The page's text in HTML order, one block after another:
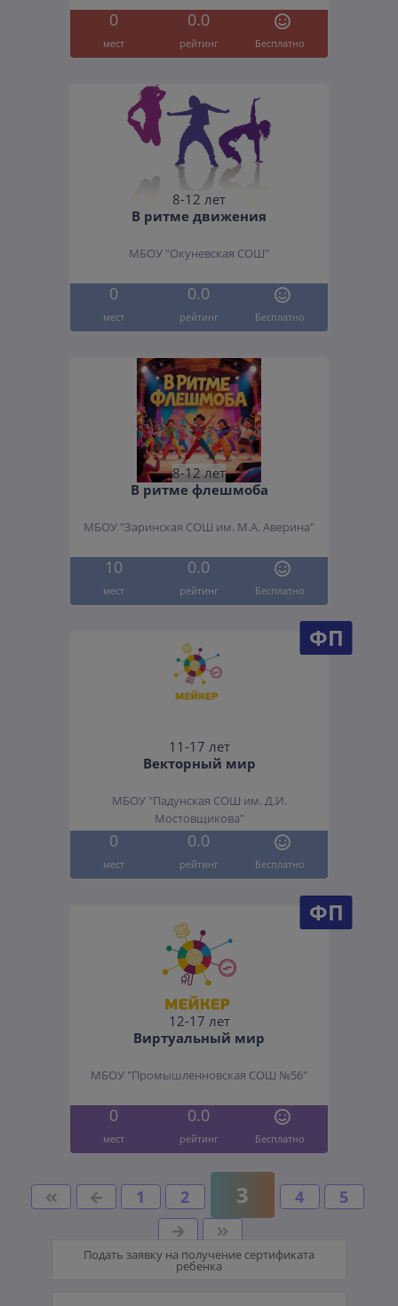
0 0.0
мест рейтинг Бесплатно
8-12 лет
В ритме движения
МБОУ "Окуневская СОШ"
0 0.0
мест рейтинг Бесплатно
8-12 лет
В ритме флешмоба
МБОУ "Заринская СОШ им. М.А. Аверина"
10 0.0
мест рейтинг Бесплатно
ФП
11-17 лет
Векторный мир
МБОУ "Падунская СОШ им. Д.И.
Мостовщикова"
0 0.0
мест рейтинг Бесплатно
ФП
12-17 лет
Виртуальный мир
МБОУ "Промышленновская СОШ №56"
0 0.0
мест рейтинг Бесплатно
1 2 3 4 5
Подать заявку на получение сертификата
ребенка